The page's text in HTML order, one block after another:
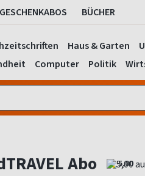
GESCHENKABOS BÜCHER
Haus & Garten
Computer Politik
Abo 5,00